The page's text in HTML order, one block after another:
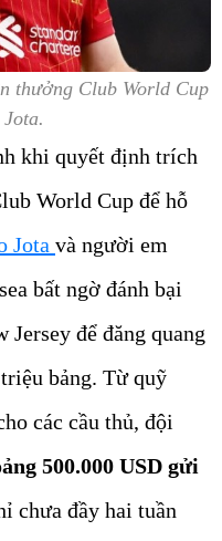
thưởng Club World Cup
khi quyết định trích
World Cup để hỗ
Jota và người em
bất ngờ đánh bại
để đăng quang
bảng. Từ quỹ
các cầu thủ, đội
500.000 USD gửi
chưa đầy hai tuần